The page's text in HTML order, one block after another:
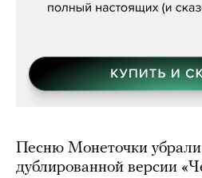
Песню Монеточки убрали
дублированной версии